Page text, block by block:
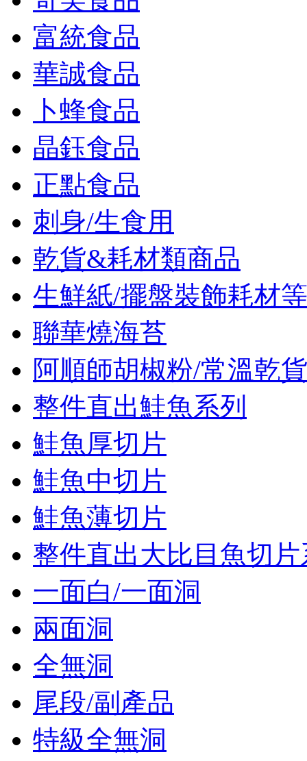
富統食品
華誠食品
卜蜂食品
晶鈺食品
正點食品
刺身/生食用
乾貨&耗材類商品
生鮮紙/擺盤裝飾耗材等
聯華燒海苔
阿順師胡椒粉/常溫乾貨
整件直出鮭魚系列
鮭魚厚切片
鮭魚中切片
鮭魚薄切片
整件直出大比目魚切片
一面白/一面洞
兩面洞
全無洞
尾段/副產品
特級全無洞